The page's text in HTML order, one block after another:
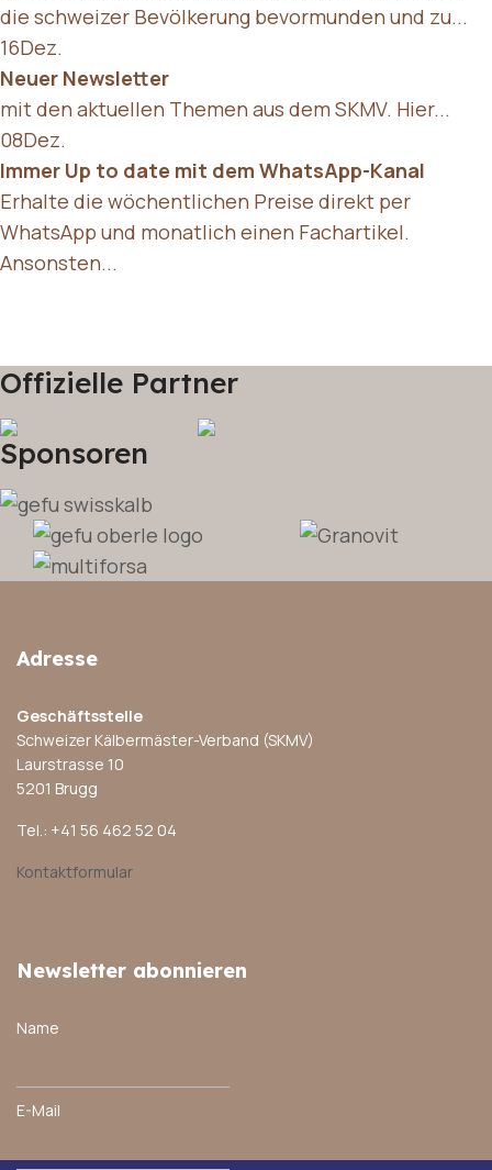
die schweizer Bevölkerung bevormunden und zu...
16Dez.
Neuer Newsletter
mit den aktuellen Themen aus dem SKMV. Hier...
08Dez.
Immer Up to date mit dem WhatsApp-Kanal
Erhalte die wöchentlichen Preise direkt per
WhatsApp und monatlich einen Fachartikel.
Ansonsten...
Offizielle Partner
Sponsoren
Adresse
Geschäftsstelle
Schweizer Kälbermäster-Verband (SKMV)
Laurstrasse 10
5201 Brugg
Tel.: +41 56 462 52 04
Kontaktformular
Newsletter abonnieren
Name
E-Mail